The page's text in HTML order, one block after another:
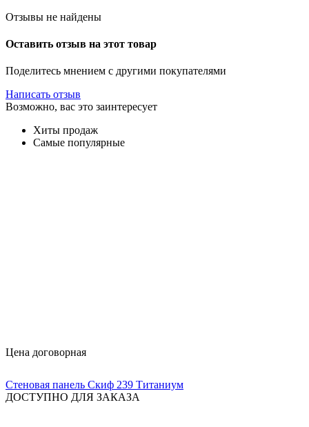
Отзывы не найдены
Оставить отзыв на этот товар
Поделитесь мнением с другими покупателями
Написать отзыв
Возможно, вас это заинтересует
Хиты продаж
Самые популярные
Цена договорная
Стеновая панель Скиф 239 Титаниум
ДОСТУПНО ДЛЯ ЗАКАЗА